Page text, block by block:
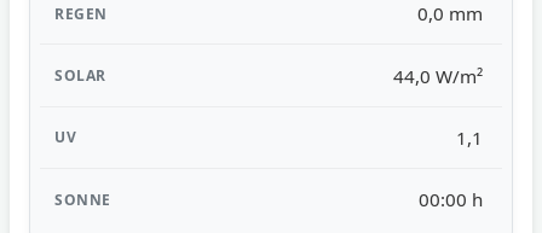
0,0 mm
44,0 W/m²
1,1
00:00 h